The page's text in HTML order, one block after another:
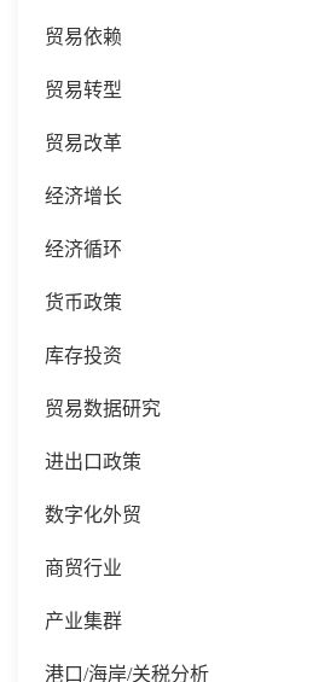
贸易依赖
贸易转型
贸易改革
经济增长
经济循环
货币政策
库存投资
贸易数据研究
进出口政策
数字化外贸
商贸行业
产业集群
港口/海岸/关税分析